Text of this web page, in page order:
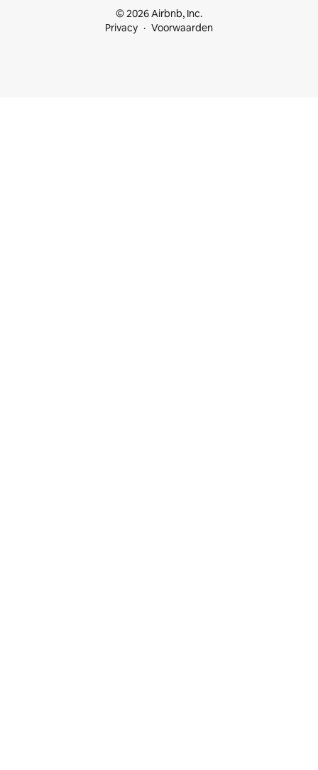
© 2026 Airbnb, Inc.
Privacy
Voorwaarden